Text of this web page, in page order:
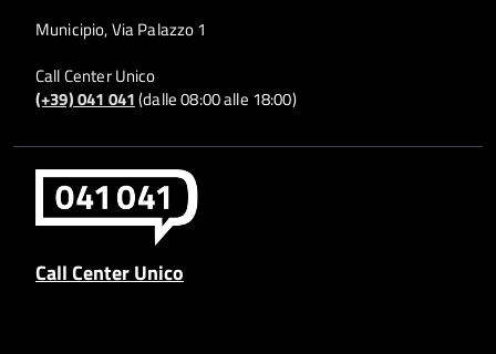
Municipio, Via Palazzo 1
Call Center Unico
(+39) 041 041(dalle 08:00 alle 18:00)
Call Center Unico